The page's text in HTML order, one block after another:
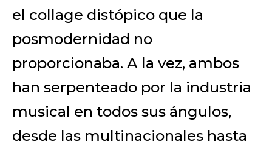
el collage distópico que la
posmodernidad no
proporcionaba. A la vez, ambos
han serpenteado por la industria
musical en todos sus ángulos,
desde las multinacionales hasta